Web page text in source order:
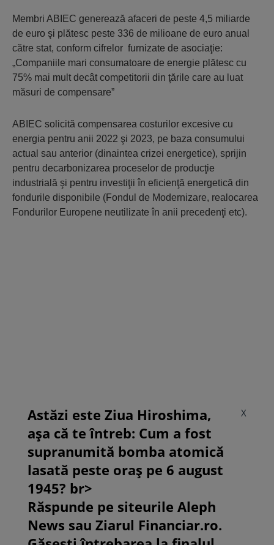
Membri ABIEC generează afaceri de peste 4,5 miliarde
de euro şi plătesc peste 336 de milioane de euro anual
către stat, conform cifrelor furnizate de asociaţie:
„Companiile mari consumatoare de energie plătesc cu
75% mai mult decât competitorii din ţările care au luat
măsuri de compensare”
ABIEC solicită compensarea costurilor excesive cu
energia pentru anii 2022 şi 2023, pe baza consumului
actual sau anterior (dinaintea crizei energetice), sprijin
pentru decarbonizarea proceselor de producţie
industrială şi pentru investiţii în eficienţă energetică din
fondurile disponibile (Fondul de Modernizare, realocarea
Fondurilor Europene neutilizate în anii precedenţi etc).
X
Astăzi este Ziua Hiroshima,
așa că te întreb: Cum a fost
supranumită bomba atomică
lasată peste oraș pe 6 august
1945? br>
Răspunde pe siteurile Aleph
News sau Ziarul Financiar.ro.